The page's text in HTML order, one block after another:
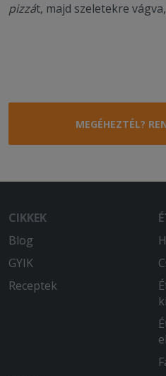
pizzát, majd szeletekre
MEGÉHEZTÉL?
CIKKEK
Blog
GYIK
Receptek